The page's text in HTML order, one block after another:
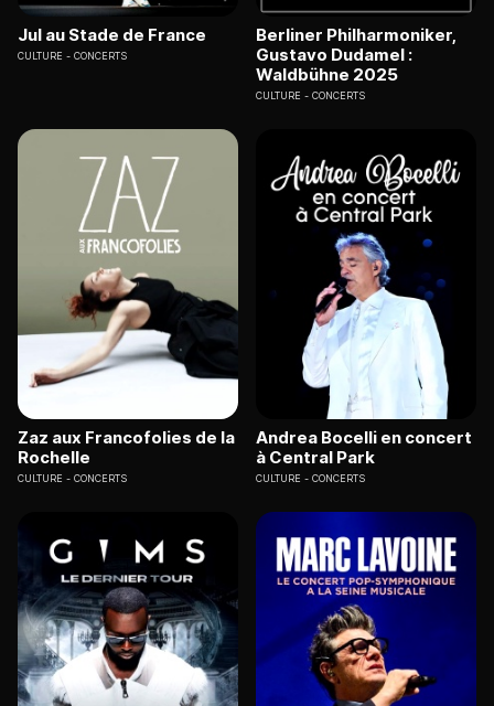
Jul au Stade de France
CULTURE CONCERTS
Berliner Philharmoniker,
Gustavo Dudamel :
Waldbühne 2025
CULTURE CONCERTS
Zaz aux Francofolies de la
Rochelle
CULTURE CONCERTS
Andrea Bocelli en concert
à Central Park
CULTURE CONCERTS